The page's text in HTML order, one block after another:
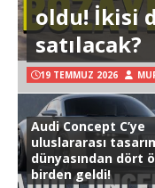
oldu! İkisi
satılacak?
19 TEMMUZ 2026
Audi Concept C’ye
uluslararası
dünyasından dört
birden geldi!